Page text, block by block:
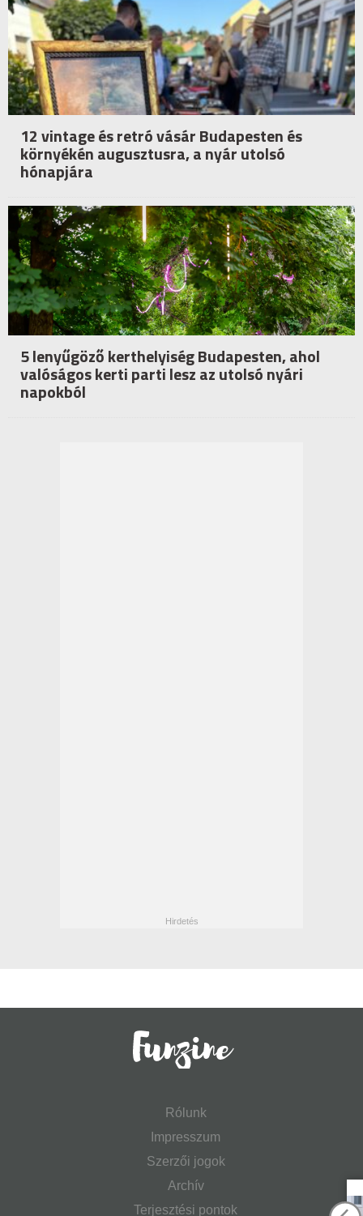
12 vintage és retró vásár Budapesten és
környékén augusztusra, a nyár utolsó
hónapjára
5 lenyűgöző kerthelyiség Budapesten, ahol
valóságos kerti parti lesz az utolsó nyári
napokból
Rólunk
Impresszum
Szerzői jogok
Archív
Terjesztési pontok